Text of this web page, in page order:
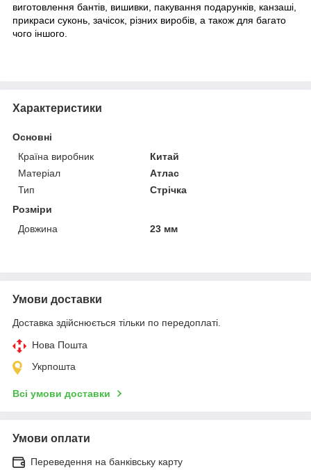
виготовлення бантів, вишивки, пакування подарунків, канзаші,
прикраси суконь, зачісок, різних виробів, а також для багато
чого іншого.
Характеристики
Основні
Країна виробник
Китай
Матеріал
Атлас
Тип
Стрічка
Розміри
Довжина
23 мм
Умови доставки
Доставка здійснюється тільки по передоплаті.
Нова Пошта
Укрпошта
Всі умови доставки
Умови оплати
Переведення на банківську карту